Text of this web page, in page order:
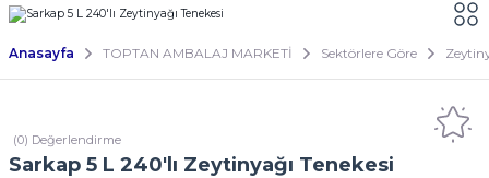
Anasayfa TOPTAN AMBALAJ MARKETİ Sektörlere Göre
(0) Değerlendirme
Sarkap 5 L 240'lı Zeytinyağı Tenekesi